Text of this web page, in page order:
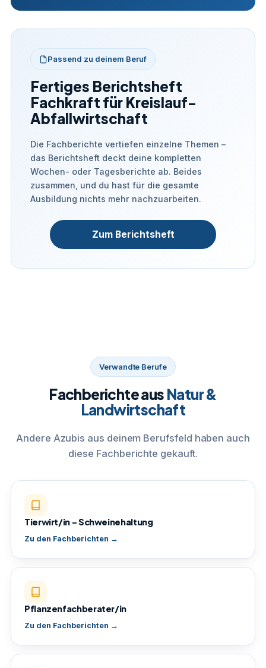
Passend zu deinem Beruf
Fertiges Berichtsheft
Fachkraft für Kreislauf-
Abfallwirtschaft
Die Fachberichte vertiefen einzelne Themen –
das Berichtsheft deckt deine kompletten
Wochen- oder Tagesberichte ab. Beides
zusammen, und du hast für die gesamte
Ausbildung nichts mehr nachzuarbeiten.
Zum Berichtsheft
Verwandte Berufe
Fachberichte aus Natur &
Landwirtschaft
Andere Azubis aus deinem Berufsfeld haben auch
diese Fachberichte gekauft.
Tierwirt/in – Schweinehaltung
Zu den Fachberichten →
Pflanzenfachberater/in
Zu den Fachberichten →